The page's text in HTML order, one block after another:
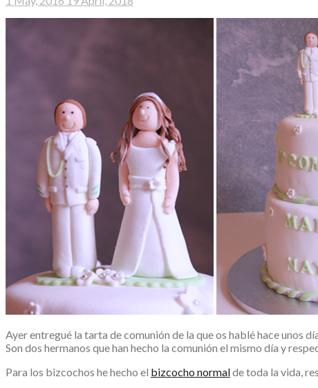
Ayer entregué la tarta de comunión de la que os hablé hace unos
Son dos hermanos que han hecho la comunión el mismo día y
Para los bizcochos he hecho el bizcocho normalde toda la vida,